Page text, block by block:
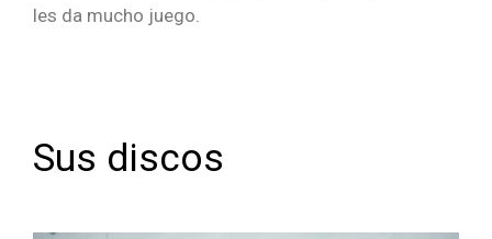
les da mucho juego.
Sus discos